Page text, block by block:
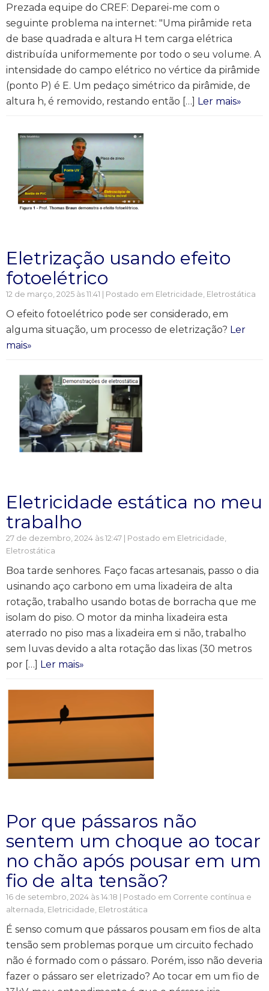
Prezada equipe do CREF: Deparei-me com o
seguinte problema na internet: "Uma pirâmide reta
de base quadrada e altura H tem carga elétrica
distribuída uniformemente por todo o seu volume. A
intensidade do campo elétrico no vértice da pirâmide
(ponto P) é E. Um pedaço simétrico da pirâmide, de
altura h, é removido, restando então […] Ler mais»
Eletrização usando efeito
fotoelétrico
12 de março, 2025 às 11:41 | Postado em Eletricidade, Eletrostática
O efeito fotoelétrico pode ser considerado, em
alguma situação, um processo de eletrização? Ler
mais»
Eletricidade estática no meu
trabalho
27 de dezembro, 2024 às 12:47 | Postado em Eletricidade,
Eletrostática
Boa tarde senhores. Faço facas artesanais, passo o dia
usinando aço carbono em uma lixadeira de alta
rotação, trabalho usando botas de borracha que me
isolam do piso. O motor da minha lixadeira esta
aterrado no piso mas a lixadeira em si não, trabalho
sem luvas devido a alta rotação das lixas (30 metros
por […] Ler mais»
Por que pássaros não
sentem um choque ao tocar
no chão após pousar em um
fio de alta tensão?
16 de setembro, 2024 às 14:18 | Postado em Corrente contínua e
alternada, Eletricidade, Eletrostática
É senso comum que pássaros pousam em fios de alta
tensão sem problemas porque um circuito fechado
não é formado com o pássaro. Porém, isso não deveria
fazer o pássaro ser eletrizado? Ao tocar em um fio de